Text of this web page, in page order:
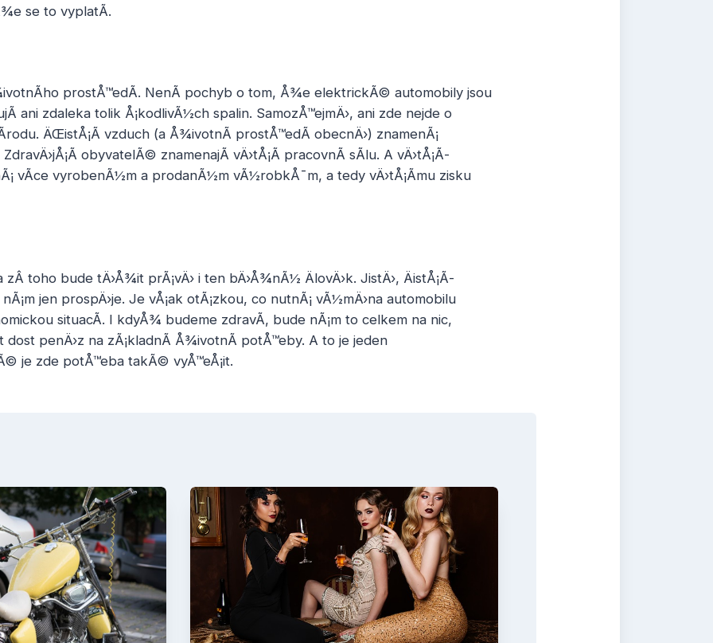
se to vyplatÃ­.
prostÅ™edÃ­. NenÃ­ pochyb o tom, Å¾e elektrickÃ© automobily jsou
ani zdaleka tolik Å¡kodlivÃ½ch spalin. SamozÅ™ejmÄ›, ani zde nejde o
ÄŒistÅ¡Ã­ vzduch (a Å¾ivotnÃ­ prostÅ™edÃ­ obecnÄ›) znamenÃ¡
obyvatelÃ© znamenajÃ­ vÄ›tÅ¡Ã­ pracovnÃ­ sÃ­lu. A vÄ›tÅ¡Ã­
vÃ­ce vyrobenÃ½m a prodanÃ½m vÃ½robkÅ¯m, a tedy vÄ›tÅ¡Ã­mu zisku
zÂ toho bude tÄ›Å¾it prÃ¡vÄ› i ten bÄ›Å¾nÃ½ ÄlovÄ›k. JistÄ›, ÄistÅ¡Ã­
jen prospÄ›je. Je vÅ¡ak otÃ¡zkou, co nutnÃ¡ vÃ½mÄ›na automobilu
situacÃ­. I kdyÅ¾ budeme zdravÃ­, bude nÃ¡m to celkem na nic,
penÄ›z na zÃ¡kladnÃ­ Å¾ivotnÃ­ potÅ™eby. A to je jeden
je zde potÅ™eba takÃ© vyÅ™eÅ¡it.